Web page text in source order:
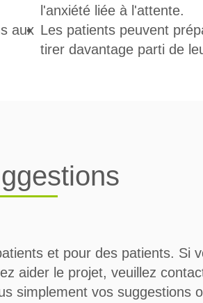
aux
l'anxiété liée à l'attente.
Les patients peuvent
tirer davantage parti de
et pour des patients. Si
aider le projet, veuillez
simplement vos suggestions